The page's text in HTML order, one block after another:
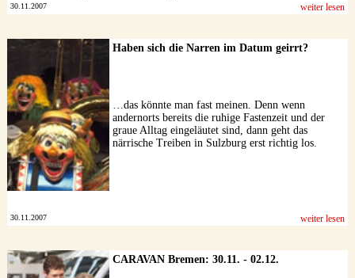
30.11.2007 weiter lesen
Haben sich die Narren im Datum geirrt?
…das könnte man fast meinen. Denn wenn
andernorts bereits die ruhige Fastenzeit und der
graue Alltag eingeläutet sind, dann geht das
närrische Treiben in Sulzburg erst richtig los.
30.11.2007 weiter lesen
CARAVAN Bremen: 30.11. - 02.12.